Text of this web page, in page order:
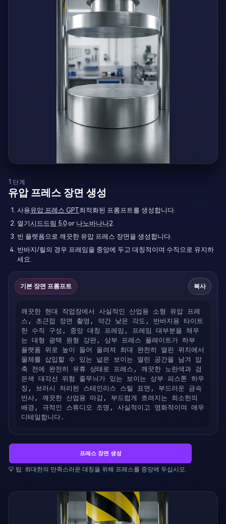
1단계
유압 프레스 장면 생성
사용유압 프레스 GPT최적화된 프롬프트를 생성합니다.
열기시드드림 5.0 or 나노바나나2
빈 플랫폼으로 깨끗한 유압 프레스 장면을 생성합니다.
반바지/릴의 경우 프레임을 중앙에 두고 대칭적이며 수직으로 유지하
세요.
기본 장면 프롬프트 복사
깨끗한 현대 작업장에서 사실적인 산업용 소형 유압 프레
스, 초근접 정면 촬영, 약간 낮은 각도, 반바지용 타이트
한 수직 구성, 중앙 대칭 프레임, 프레임 대부분을 채우
는 대형 광택 원형 강판, 상부 프레스 플레이트가 하부
플랫폼 위로 높이 들어 올려져 최대 완전히 열린 위치에서
물체를 삽입할 수 있는 넓은 보이는 열린 공간을 남겨 압
축 전에 완전히 유휴 상태로 프레스, 깨끗한 노란색과 검
은색 대각선 위험 줄무늬가 있는 보이는 상부 피스톤 하우
징, 브러시 처리된 스테인리스 스틸 표면, 부드러운 금속
반사, 깨끗한 산업용 마감, 부드럽게 흐려지는 최소한의
배경, 극적인 스튜디오 조명, 사실적이고 영화적이며 매우
디테일합니다.
프레스 장면 생성
💡 팁: 최대한의 만족스러운 대칭을 위해 프레스를 중앙에 두십시오.